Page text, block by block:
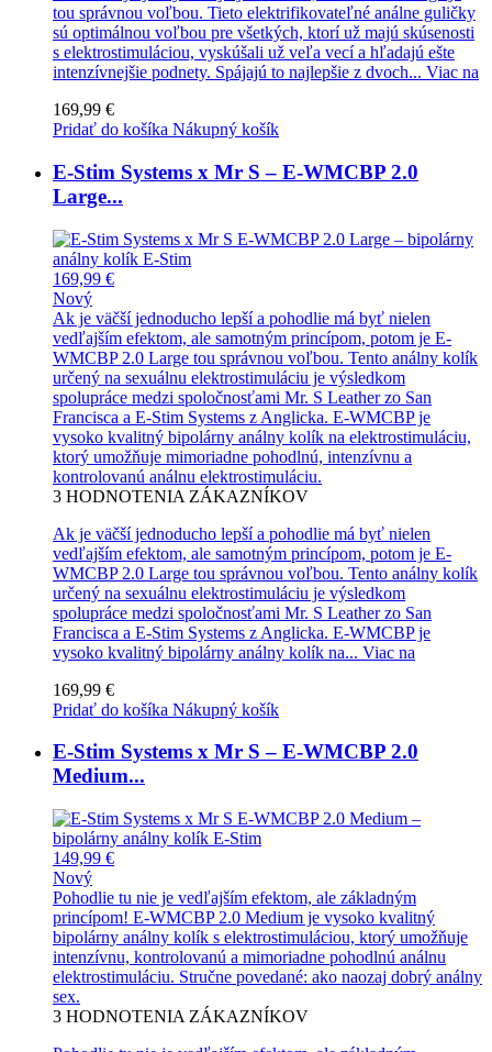
tou správnou voľbou. Tieto elektrifikovateľné análne guličky
sú optimálnou voľbou pre všetkých, ktorí už majú skúsenosti
s elektrostimuláciou, vyskúšali už veľa vecí a hľadajú ešte
intenzívnejšie podnety. Spájajú to najlepšie z dvoch... Viac na
169,99 €
Pridať do košíka Nákupný košík
E-Stim Systems x Mr S – E-WMCBP 2.0
Large...
169,99 €
Nový
Ak je väčší jednoducho lepší a pohodlie má byť nielen
vedľajším efektom, ale samotným princípom, potom je E-
WMCBP 2.0 Large tou správnou voľbou. Tento análny kolík
určený na sexuálnu elektrostimuláciu je výsledkom
spolupráce medzi spoločnosťami Mr. S Leather zo San
Francisca a E-Stim Systems z Anglicka. E-WMCBP je
vysoko kvalitný bipolárny análny kolík na elektrostimuláciu,
ktorý umožňuje mimoriadne pohodlnú, intenzívnu a
kontrolovanú análnu elektrostimuláciu.
3 HODNOTENIA ZÁKAZNÍKOV
Ak je väčší jednoducho lepší a pohodlie má byť nielen
vedľajším efektom, ale samotným princípom, potom je E-
WMCBP 2.0 Large tou správnou voľbou. Tento análny kolík
určený na sexuálnu elektrostimuláciu je výsledkom
spolupráce medzi spoločnosťami Mr. S Leather zo San
Francisca a E-Stim Systems z Anglicka. E-WMCBP je
vysoko kvalitný bipolárny análny kolík na... Viac na
169,99 €
Pridať do košíka Nákupný košík
E-Stim Systems x Mr S – E-WMCBP 2.0
Medium...
149,99 €
Nový
Pohodlie tu nie je vedľajším efektom, ale základným
princípom! E-WMCBP 2.0 Medium je vysoko kvalitný
bipolárny análny kolík s elektrostimuláciou, ktorý umožňuje
intenzívnu, kontrolovanú a mimoriadne pohodlnú análnu
elektrostimuláciu. Stručne povedané: ako naozaj dobrý análny
sex.
3 HODNOTENIA ZÁKAZNÍKOV